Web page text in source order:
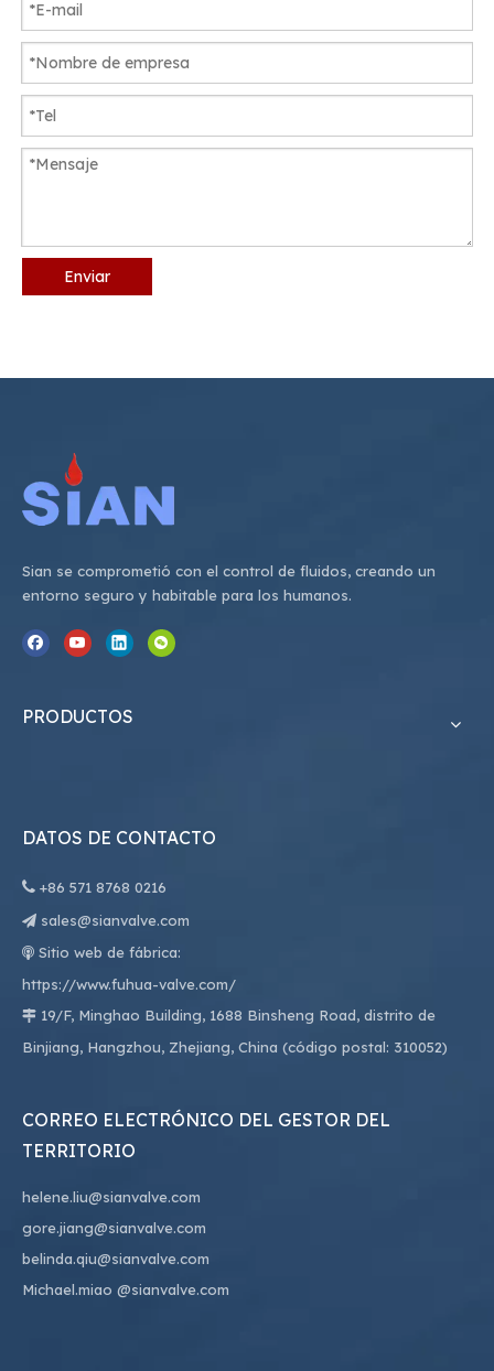
Enviar
Sian se comprometió con el control de fluidos, creando un
entorno seguro y habitable para los humanos.
PRODUCTOS
DATOS DE CONTACTO
 +86 571 8768 0216
 sales@sianvalve.com
 Sitio web de fábrica:
https://www.fuhua-valve.com/
 19/F, Minghao Building, 1688 Binsheng Road, distrito de
Binjiang, Hangzhou, Zhejiang, China (código postal: 310052)
CORREO ELECTRÓNICO DEL GESTOR DEL
TERRITORIO
helene.liu@sianvalve.com
gore.jiang@sianvalve.com
belinda.qiu@sianvalve.com
Michael.miao @sianvalve.com